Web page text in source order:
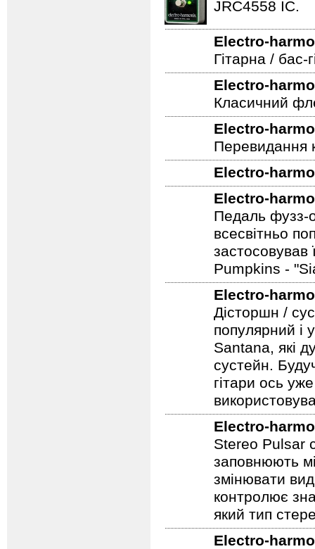
Electro-
Новий
JRC4558 IC.
Electro-
Гітарна /
Electro-
Класичний
Electro-
Перевидання
Electro-
Electro-
Педаль фузз-
всесвітньо
застосовував
Pumpkins -
Electro-
Дісторшн /
популярний і
Santana, які
сустейн.
гітари ось
Electro-
Stereo Pulsar
заповнюють
змінювати
контролює